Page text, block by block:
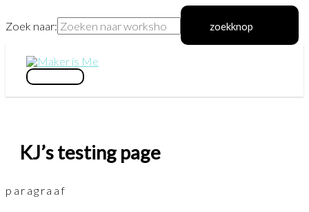
Zoek naar: zoekknop
de
hoofdmenu
KJ’s testing page
paragraaf